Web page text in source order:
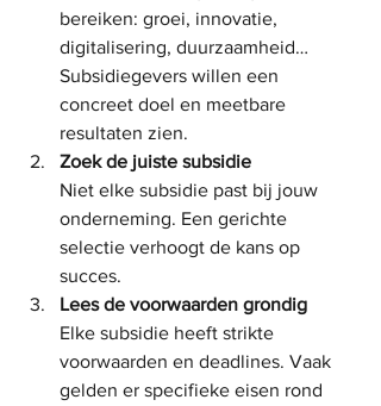
bereiken: groei, innovatie,
digitalisering, duurzaamheid…
Subsidiegevers willen een
concreet doel en meetbare
resultaten zien.
Zoek de juiste subsidie
Niet elke subsidie past bij jouw
onderneming. Een gerichte
selectie verhoogt de kans op
succes.
Lees de voorwaarden grondig
Elke subsidie heeft strikte
voorwaarden en deadlines. Vaak
gelden er specifieke eisen rond